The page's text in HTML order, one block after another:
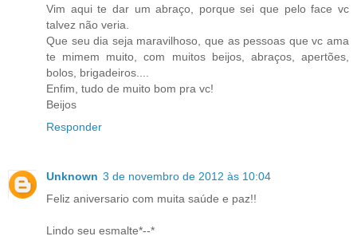
Vim aqui te dar um abraço, porque sei que pelo face vc
talvez não veria.
Que seu dia seja maravilhoso, que as pessoas que vc ama
te mimem muito, com muitos beijos, abraços, apertões,
bolos, brigadeiros....
Enfim, tudo de muito bom pra vc!
Beijos
Responder
Unknown 3 de novembro de 2012 às 10:04
Feliz aniversario com muita saúde e paz!!
Lindo seu esmalte*--*